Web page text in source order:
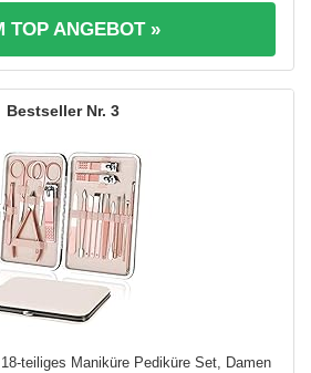
TOP ANGEBOT »
3
teiliges Maniküre Pediküre Set, Damen